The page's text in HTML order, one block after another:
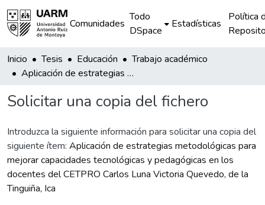
Comunidades
Todo
DSpace
Estadísticas
Política
Inicio Tesis Educación
Trabajo académico
Aplicación de estrategias metodológicas para mejorar capacidades tecnológicas y pedagógicas en los docentes del CETPRO Carlos Luna Victoria Quevedo, de la Tinguiña, Ica
Solicitar una copia del fichero
Introduzca la siguiente información para solicitar una copia del
siguiente ítem: Aplicación de estrategias metodológicas para
mejorar capacidades tecnológicas y pedagógicas en los
docentes del CETPRO Carlos Luna Victoria Quevedo, de la
Tinguiña, Ica